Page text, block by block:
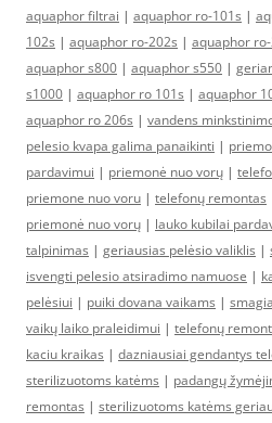
aquaphor filtrai | aquaphor ro-101s |
102s | aquaphor ro-202s | aquaphor
aquaphor s800 | aquaphor s550 |
s1000 | aquaphor ro 101s | aquaphor
aquaphor ro 206s | vandens
pelesio kvapa galima panaikinti |
pardavimui | priemonė nuo vorų |
priemone nuo voru | telefonų remontas
priemonė nuo vorų | lauko kubilai
talpinimas | geriausias pelėsio valiklis |
isvengti pelesio atsiradimo namuose |
pelėsiui | puiki dovana vaikams |
vaikų laiko praleidimui | telefonų
kaciu kraikas | dazniausiai gendantys
sterilizuotoms katėms | padangų
remontas | sterilizuotoms katėms